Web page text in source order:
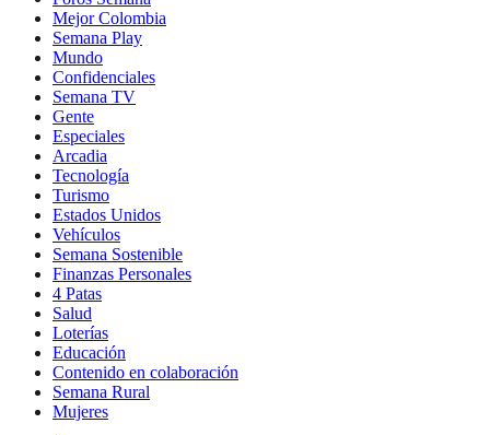
Mejor Colombia
Semana Play
Mundo
Confidenciales
Semana TV
Gente
Especiales
Arcadia
Tecnología
Turismo
Estados Unidos
Vehículos
Semana Sostenible
Finanzas Personales
4 Patas
Salud
Loterías
Educación
Contenido en colaboración
Semana Rural
Mujeres